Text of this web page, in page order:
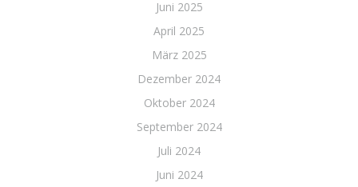
Juni 2025
April 2025
März 2025
Dezember 2024
Oktober 2024
September 2024
Juli 2024
Juni 2024